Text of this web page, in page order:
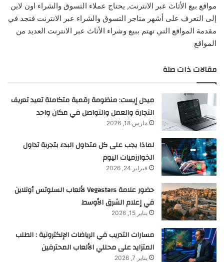
مواقع بيع الأثاث عبر الانترنت, يحتاج عملاء التسوق والشراء اون لاين
إلى التعرف على أشهر متاجر التسوق والشراء عبر الانترنت فتجد في
مقدمة المواقع التي تهتم ببيع وشراء الأثاث عبر الانترنت العديد من
المواقع
مقالات ذات صلة
ميدل إيست: منظومة رقمية متكاملة تعيد تعريف
التجارة والعمل والتواصل في مكان واحد
مارس 18, 2026
لماذا يجب على كل متداول البدء بتجربة تداول
الخوارزميات اليوم
فبراير 24, 2026
حضور علامة Vegastars لألعاب السلوتس أونلاين
في إعلام الشرق الأوسط
يناير 15, 2026
مسارات التدريب في الرياضات الإلكترونية : الطلب
المتزايد على محللي الألعاب المحترفين
يناير 7, 2026